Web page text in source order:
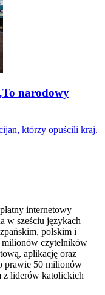
narodowy
którzy opuścili kraj.
internetowy
w sześciu językach
polskim i
milionów czytelników
aplikację oraz
prawie 50 milionów
z liderów katolickich